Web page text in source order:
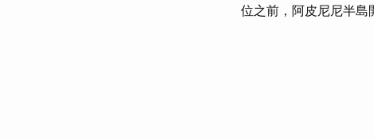
位之前，阿皮尼尼半島